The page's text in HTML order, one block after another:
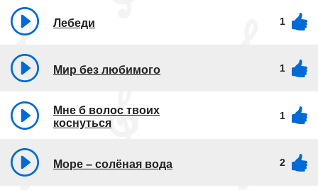
Лебеди 1
Мир без любимого 1
Мне б волос твоих
коснуться
1
Море – солёная вода 2